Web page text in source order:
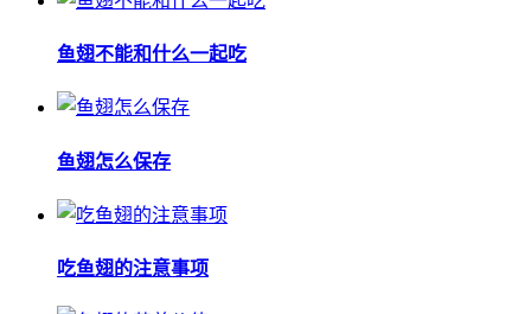
鱼翅不能和什么一起吃
鱼翅怎么保存
吃鱼翅的注意事项